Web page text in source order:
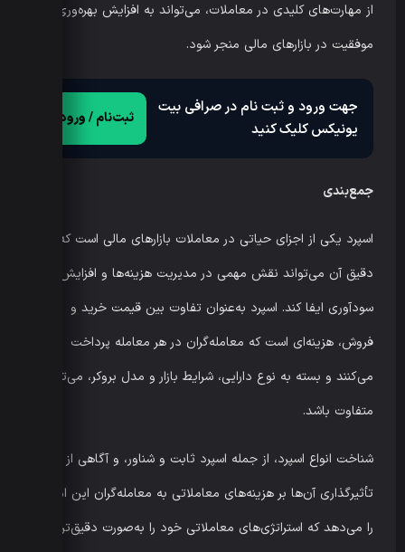
از مهارت‌های کلیدی در معاملات، می‌تواند به افزایش بهره‌وری و
موفقیت در بازارهای مالی منجر شود.
جهت ورود و ثبت نام در صرافی بیت
یونیکس کلیک کنید
ثبت‌نام / ورود
جمع‌بندی
اسپرد یکی از اجزای حیاتی در معاملات بازارهای مالی است که درک
دقیق آن می‌تواند نقش مهمی در مدیریت هزینه‌ها و افزایش
سودآوری ایفا کند. اسپرد به‌عنوان تفاوت بین قیمت خرید و
فروش، هزینه‌ای است که معامله‌گران در هر معامله پرداخت
می‌کنند و بسته به نوع دارایی، شرایط بازار و مدل بروکر، می‌تواند
متفاوت باشد.
شناخت انواع اسپرد، از جمله اسپرد ثابت و شناور، و آگاهی از نحوه
تأثیرگذاری آن‌ها بر هزینه‌های معاملاتی به معامله‌گران این امکان
را می‌دهد که استراتژی‌های معاملاتی خود را به‌صورت دقیق‌تری